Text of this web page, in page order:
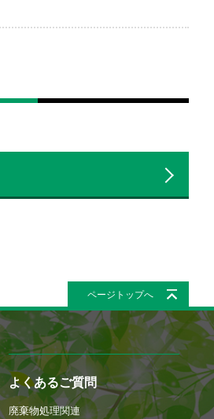
ページトップへ
よくあるご質問
廃棄物処理関連